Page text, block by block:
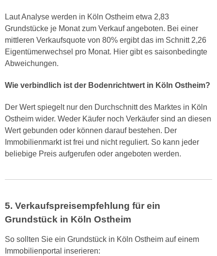
Laut Analyse werden in Köln Ostheim etwa 2,83
Grundstücke je Monat zum Verkauf angeboten. Bei einer
mittleren Verkaufsquote von 80% ergibt das im Schnitt 2,26
Eigentümerwechsel pro Monat. Hier gibt es saisonbedingte
Abweichungen.
Wie verbindlich ist der Bodenrichtwert in Köln Ostheim?
Der Wert spiegelt nur den Durchschnitt des Marktes in Köln
Ostheim wider. Weder Käufer noch Verkäufer sind an diesen
Wert gebunden oder können darauf bestehen. Der
Immobilienmarkt ist frei und nicht reguliert. So kann jeder
beliebige Preis aufgerufen oder angeboten werden.
5. Verkaufspreisempfehlung für ein
Grundstück in Köln Ostheim
So sollten Sie ein Grundstück in Köln Ostheim auf einem
Immobilienportal inserieren: